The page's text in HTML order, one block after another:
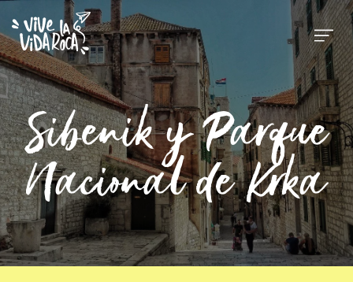
Sibenik y Parque
Nacional de Krka